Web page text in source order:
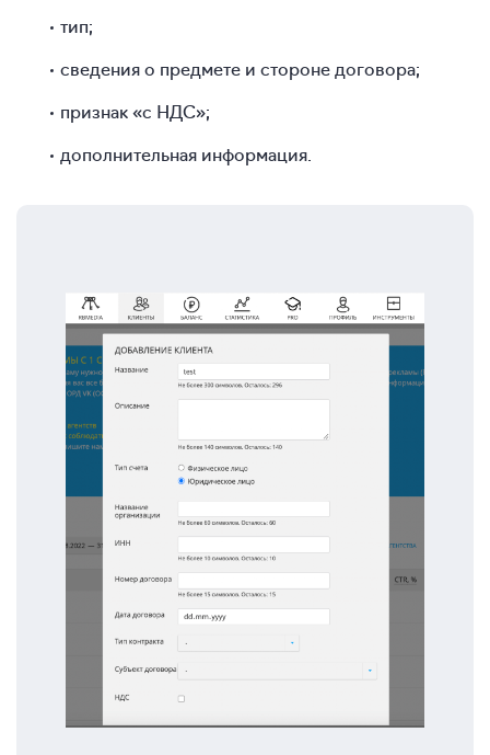
тип;
сведения о предмете и стороне договора;
признак «с НДС»;
дополнительная информация.